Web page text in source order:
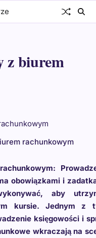
z biurem
rachunkowym
obowiązkami i
aby
kursie. Jednym z
księgowości i
wkraczają na